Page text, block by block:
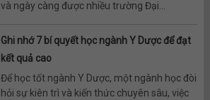
và ngày càng được nhiều trường Đại...
Ghi nhớ 7 bí quyết học ngành Y Dược để đạt
kết quả cao
Để học tốt ngành Y Dược, một ngành học đòi
hỏi sự kiên trì và kiến thức chuyên sâu, việc